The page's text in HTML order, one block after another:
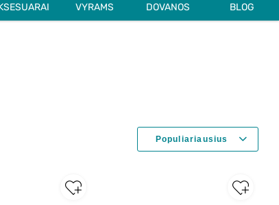
VYRAMS DOVANOS BLOG